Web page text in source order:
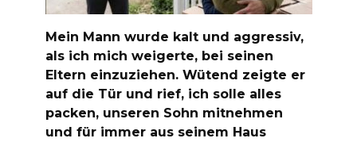
Mein Mann wurde kalt und aggressiv,
als ich mich weigerte, bei seinen
Eltern einzuziehen. Wütend zeigte er
auf die Tür und rief, ich solle alles
packen, unseren Sohn mitnehmen
und für immer aus seinem Haus